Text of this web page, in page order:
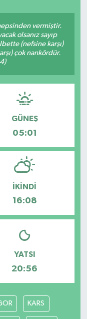
vermiştir.
olsanız sayıp
(nefsine karşı)
çok nankördür.
GÜNEŞ
05:01
İKINDI
16:08
YATSI
20:56
KARS